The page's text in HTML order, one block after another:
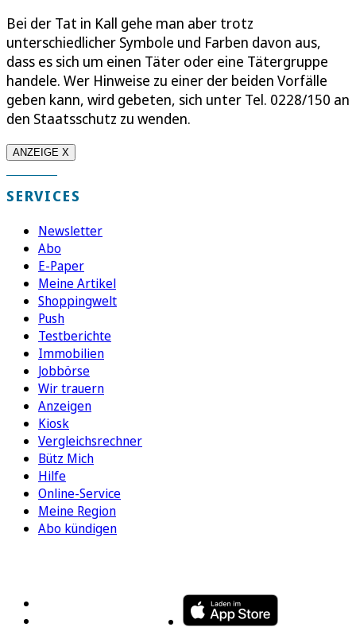
Bei der Tat in Kall gehe man aber trotz
unterschiedlicher Symbole und Farben davon aus,
dass es sich um einen Täter oder eine Tätergruppe
handele. Wer Hinweise zu einer der beiden Vorfälle
geben kann, wird gebeten, sich unter Tel. 0228/150 an
den Staatsschutz zu wenden.
ANZEIGE X
SERVICES
Newsletter
Abo
E-Paper
Meine Artikel
Shoppingwelt
Push
Testberichte
Immobilien
Jobbörse
Wir trauern
Anzeigen
Kiosk
Vergleichsrechner
Bütz Mich
Hilfe
Online-Service
Meine Region
Abo kündigen